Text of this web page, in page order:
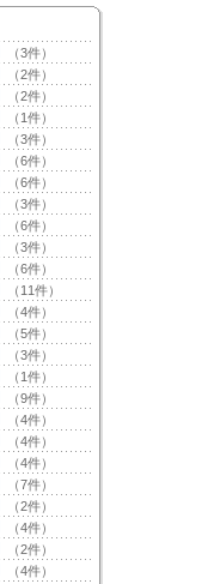
（3件）
（2件）
（2件）
（1件）
（3件）
（6件）
（6件）
（3件）
（6件）
（3件）
（6件）
（11件）
（4件）
（5件）
（3件）
（1件）
（9件）
（4件）
（4件）
（4件）
（7件）
（2件）
（4件）
（2件）
（4件）